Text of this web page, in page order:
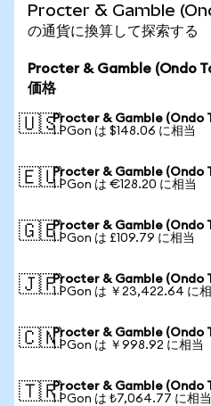
Procter & Gamble
の通貨に換算して探索する
Procter & Gamble (Ondo
価格
🇺🇸Procter & Gamble (Ondo
1 PGon は $148.06 に相当
🇪🇺Procter & Gamble (Ondo
1 PGon は €128.20 に相当
🇬🇧Procter & Gamble (Ondo
1 PGon は £109.79 に相当
🇯🇵Procter & Gamble (Ondo
1 PGon は ￥23,422.64 に
🇨🇳Procter & Gamble (Ondo
1 PGon は ￥998.92 に相当
🇹🇷Procter & Gamble (Ondo
1 PGon は ₺7,064.77 に相当